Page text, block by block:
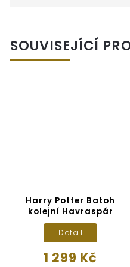
SOUVISEJÍCÍ
Harry Potter Batoh
kolejní Havraspár
1 299 Kč
Detail